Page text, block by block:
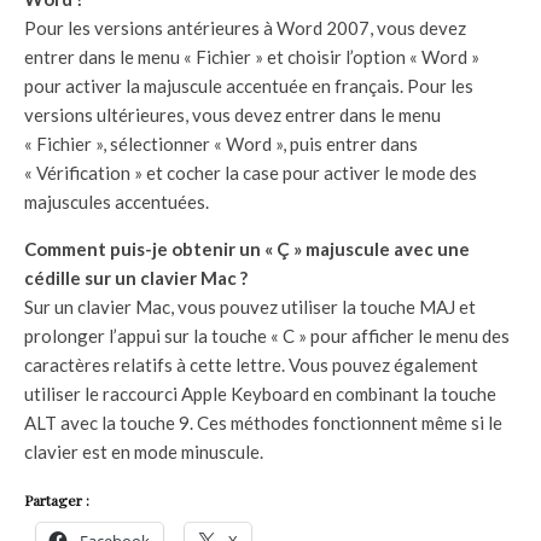
Pour les versions antérieures à Word 2007, vous devez
entrer dans le menu « Fichier » et choisir l’option « Word »
pour activer la majuscule accentuée en français. Pour les
versions ultérieures, vous devez entrer dans le menu
« Fichier », sélectionner « Word », puis entrer dans
« Vérification » et cocher la case pour activer le mode des
majuscules accentuées.
Comment puis-je obtenir un « Ç » majuscule avec une
cédille sur un clavier Mac ?
Sur un clavier Mac, vous pouvez utiliser la touche MAJ et
prolonger l’appui sur la touche « C » pour afficher le menu des
caractères relatifs à cette lettre. Vous pouvez également
utiliser le raccourci Apple Keyboard en combinant la touche
ALT avec la touche 9. Ces méthodes fonctionnent même si le
clavier est en mode minuscule.
Partager :